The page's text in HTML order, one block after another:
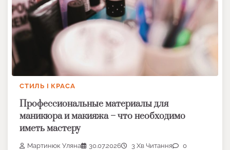
СТИЛЬ І КРАСА
Профессиональные материалы для
маникюра и макияжа – что необходимо
иметь мастеру
Мартинюк Уляна 30.07.2026 3 Хв Читання 0